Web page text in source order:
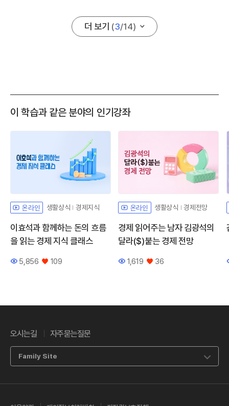
더 보기 (3/14)
이 학습과 같은 분야의 인기강좌
온라인 생활상식 경제지식
이효석과 함께하는 돈의 흐름
을 읽는 경제 지식 클래스
조회수
5,856
좋아요
109
온라인 생활상식 경제전망
경제 읽어주는 남자 김광석의
달라($)붙는 경제 전망
조회수
1,619
좋아요
36
오시는길 자주묻는질문
Family Site